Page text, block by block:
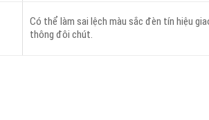
Có thể làm sai lệch màu sắc đèn tín hiệu
thông đôi chút.